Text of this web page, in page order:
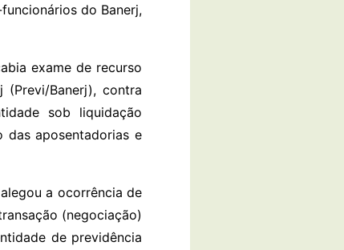
do Banerj,
exame de recurso
(Previ/Banerj), contra
sob liquidação
das aposentadorias e
a ocorrência de
(negociação)
de previdência